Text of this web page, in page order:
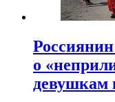
о
девушкам